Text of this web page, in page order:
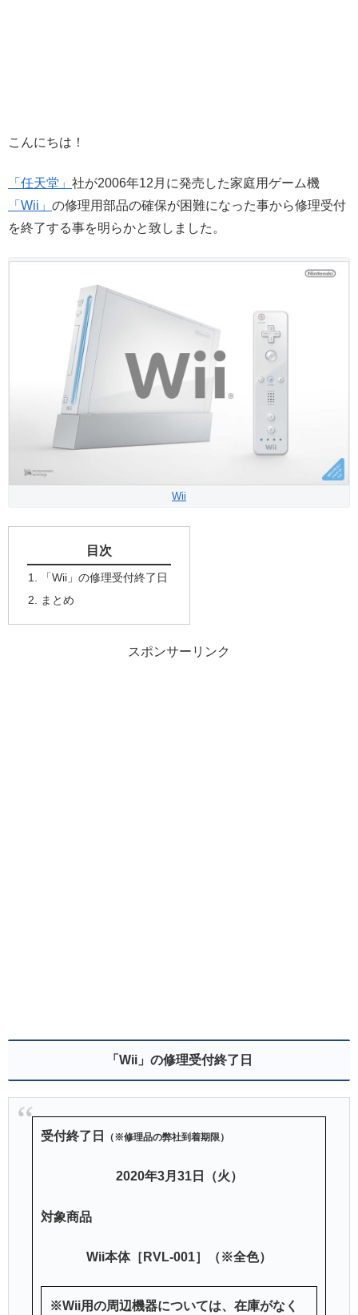
こんにちは！
「任天堂」 社が2006年12月に発売した家庭用ゲーム機
「Wii」 の修理用部品の確保が困難になった事から修理受付
を終了する事を明らかと致しました。
Wii
目次
「Wii」の修理受付終了日
まとめ
スポンサーリンク
「Wii」の修理受付終了日
受付終了日 （※修理品の弊社到着期限）
2020年3月31日（火）
対象商品
Wii本体［RVL-001］（※全色）
※Wii用の周辺機器については、在庫がなく